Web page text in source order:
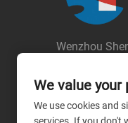
Wenzhou
Shengtai
защищены. --
We value your
We use cookies and